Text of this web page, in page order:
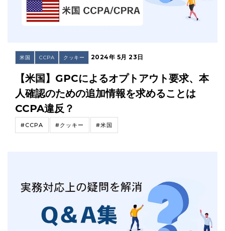
米国 CCPA クッキー 2024年 5月 23日
【米国】GPCによるオプトアウト要求、本
人確認のための追加情報を求めることは
CCPA違反？
#CCPA #クッキー #米国